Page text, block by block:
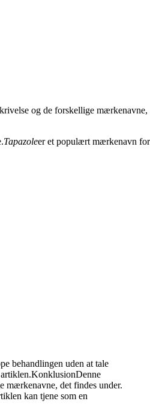
og de forskellige mærkenavne,
Tapazoleer et populært mærkenavn for
behandlingen uden at tale
mærkenavne, det findes under.
kan tjene som en